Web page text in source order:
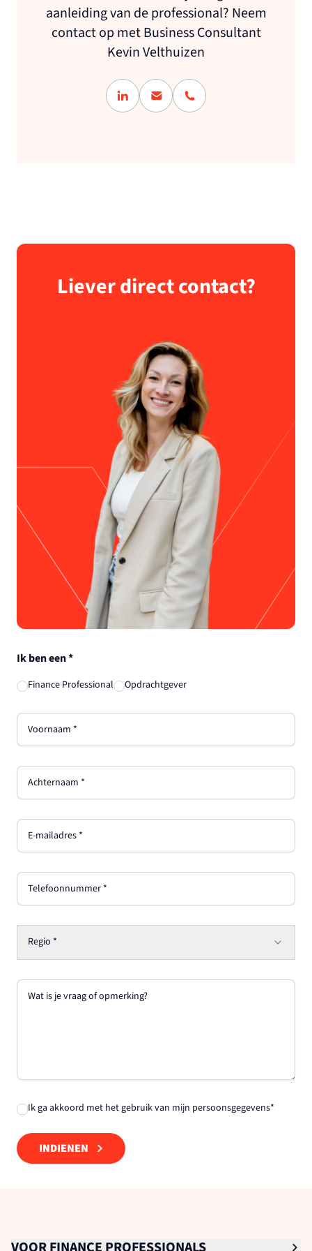
aanleiding van de professional? Neem
contact op met Business Consultant
Kevin Velthuizen
Liever direct contact?
Ik ben een*
Finance Professional Opdrachtgever
Voornaam *
Achternaam *
E-mailadres *
Telefoonnummer *
Regio *
Wat is je vraag of opmerking?
Ik ga akkoord met het gebruik van mijn persoonsgegevens*
INDIENEN